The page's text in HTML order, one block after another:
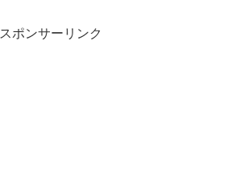
スポンサーリンク